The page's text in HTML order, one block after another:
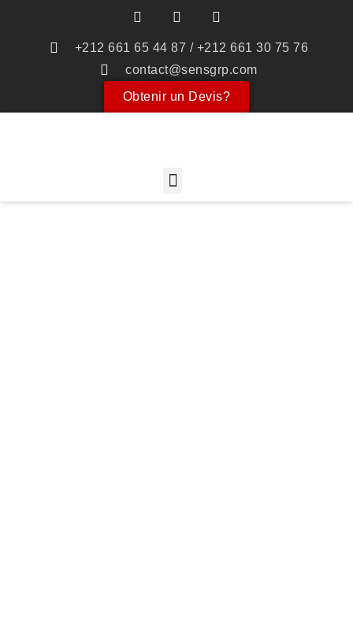
+212 661 65 44 87 / +212 661 30 75 76
contact@sensgrp.com
Obtenir un Devis?